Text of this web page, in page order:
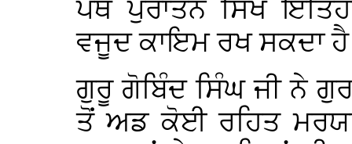
ਪੰਥ ਪੁਰਾਤਨ ਸਿਖ
ਵਜੂਦ ਕਾਇਮ ਰਖ ਸਕਦਾ
ਗੁਰੂ ਗੋਬਿੰਦ ਸਿੰਘ ਜੀ ਨੇ
ਤੋਂ ਅਡ ਕੋਈ ਰਹਿਤ